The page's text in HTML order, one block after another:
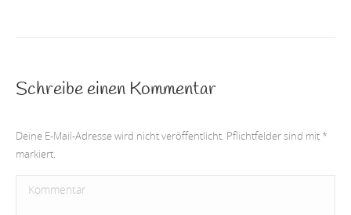
Schreibe einen Kommentar
Deine E-Mail-Adresse wird nicht veröffentlicht. Pflichtfelder sind mit*
markiert.
Kommentar